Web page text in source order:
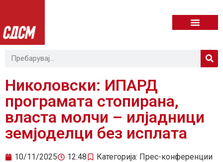
Николовски: ИПАРД
програмата стопирана,
власта молчи – илјадници
земјоделци без исплата
10/11/2025 12:48 Категорија: Прес-конференции